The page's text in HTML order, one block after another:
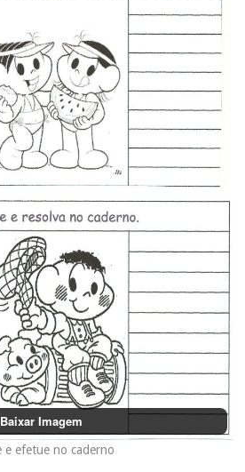
Baixar Imagem
e efetue no caderno